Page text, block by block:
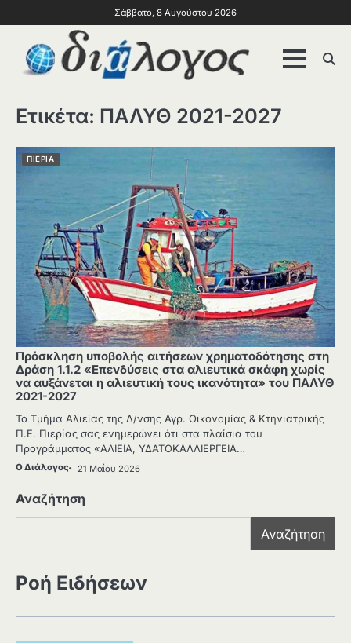
Σάββατο, 8 Αυγούστου 2026
Ετικέτα: ΠΑΛΥΘ 2021-2027
ΠΙΕΡΙΑ
Πρόσκληση υποβολής αιτήσεων χρηματοδότησης στη
Δράση 1.1.2 «Επενδύσεις στα αλιευτικά σκάφη χωρίς
να αυξάνεται η αλιευτική τους ικανότητα» του ΠΑΛΥΘ
2021-2027
Το Τμήμα Αλιείας της Δ/νσης Αγρ. Οικονομίας & Κτηνιατρικής
Π.Ε. Πιερίας σας ενημερώνει ότι στα πλαίσια του
Προγράμματος «ΑΛΙΕΙΑ, ΥΔΑΤΟΚΑΛΛΙΕΡΓΕΙΑ…
Ο Διάλογος 21 Μαΐου 2026
Αναζήτηση
Αναζήτηση
Ροή Ειδήσεων